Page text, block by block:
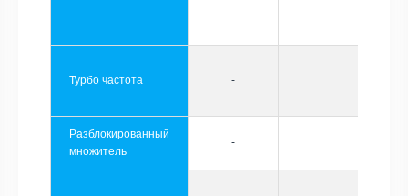
Турбо частота -
Разблокированный
множитель
-